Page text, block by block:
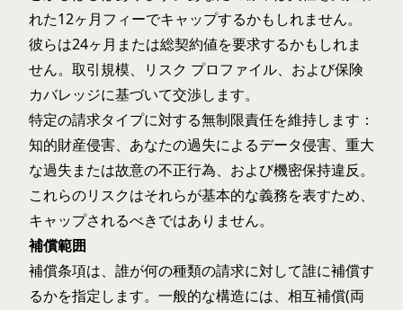
れた12ヶ月フィーでキャップするかもしれません。
彼らは24ヶ月または総契約値を要求するかもしれま
せん。取引規模、リスク プロファイル、および保険
カバレッジに基づいて交渉します。
特定の請求タイプに対する無制限責任を維持します：
知的財産侵害、あなたの過失によるデータ侵害、重大
な過失または故意の不正行為、および機密保持違反。
これらのリスクはそれらが基本的な義務を表すため、
キャップされるべきではありません。
補償範囲
補償条項は、誰が何の種類の請求に対して誰に補償す
るかを指定します。一般的な構造には、相互補償(両